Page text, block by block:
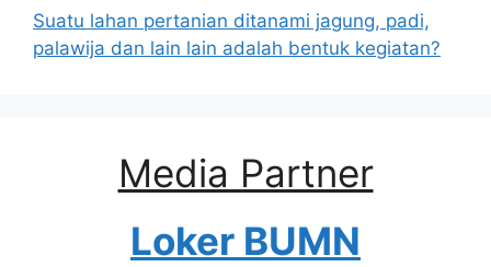
Suatu lahan pertanian ditanami jagung, padi,
palawija dan lain lain adalah bentuk kegiatan?
Media Partner
Loker BUMN